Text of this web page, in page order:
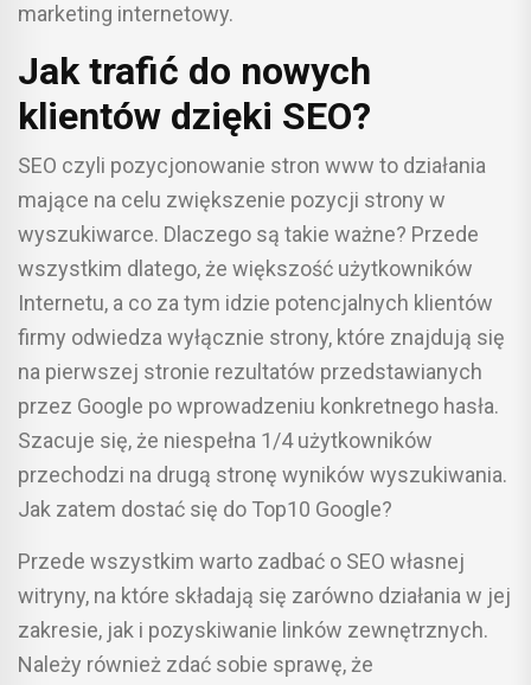
marketing internetowy.
Jak trafić do nowych
klientów dzięki SEO?
SEO czyli pozycjonowanie stron www to działania
mające na celu zwiększenie pozycji strony w
wyszukiwarce. Dlaczego są takie ważne? Przede
wszystkim dlatego, że większość użytkowników
Internetu, a co za tym idzie potencjalnych klientów
firmy odwiedza wyłącznie strony, które znajdują się
na pierwszej stronie rezultatów przedstawianych
przez Google po wprowadzeniu konkretnego hasła.
Szacuje się, że niespełna 1/4 użytkowników
przechodzi na drugą stronę wyników wyszukiwania.
Jak zatem dostać się do Top10 Google?
Przede wszystkim warto zadbać o SEO własnej
witryny, na które składają się zarówno działania w jej
zakresie, jak i pozyskiwanie linków zewnętrznych.
Należy również zdać sobie sprawę, że